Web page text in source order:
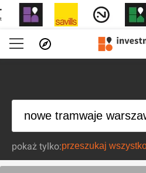
pokaż tylko: